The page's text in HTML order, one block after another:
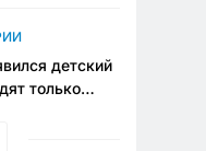
детский
только
просить